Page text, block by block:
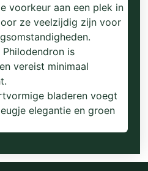
voorkeur aan een plek in
ze veelzijdig zijn voor
is
vereist minimaal
bladeren voegt
elegantie en groen